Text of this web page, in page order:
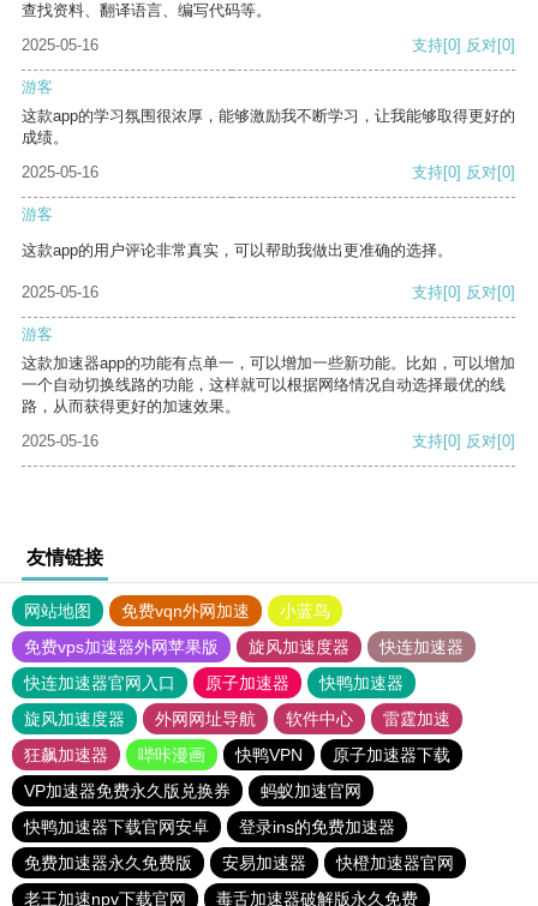
查找资料、翻译语言、编写代码等。
2025-05-16
支持[0] 反对[0]
游客
这款app的学习氛围很浓厚，能够激励我不断学习，让我能够取得更好的
成绩。
2025-05-16
支持[0] 反对[0]
游客
这款app的用户评论非常真实，可以帮助我做出更准确的选择。
2025-05-16 支持[0] 反对[0]
游客
这款加速器app的功能有点单一，可以增加一些新功能。比如，可以增加
一个自动切换线路的功能，这样就可以根据网络情况自动选择最优的线
路，从而获得更好的加速效果。
2025-05-16
支持[0] 反对[0]
友情链接
网站地图 免费vqn外网加速
小蓝鸟
免费vps加速器外网苹果版
旋风加速度器
快连加速器
快连加速器官网入口
原子加速器
快鸭加速器
旋风加速度器
外网网址导航 软件中心
雷霆加速
狂飙加速器
哔咔漫画 快鸭VPN
原子加速器下载
VP加速器免费永久版兑换券
蚂蚁加速官网
快鸭加速器下载官网安卓
登录ins的免费加速器
免费加速器永久免费版
安易加速器
快橙加速器官网
老王加速npv下载官网
毒舌加速器破解版永久免费